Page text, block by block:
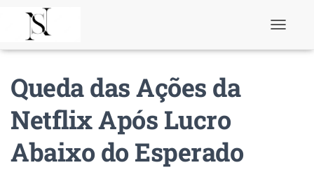
Queda das Ações da
Netflix Após Lucro
Abaixo do Esperado